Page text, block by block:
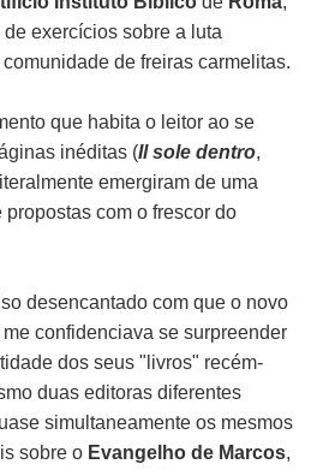
exercícios sobre a luta
de freiras carmelitas.
que habita o leitor ao se
inéditas (Il sole dentro,
emergiram de uma
com o frescor do
desencantado com que o novo
me confidenciava se surpreender
dos seus "livros" recém-
duas editoras diferentes
simultaneamente os mesmos
sobre o Evangelho de Marcos,